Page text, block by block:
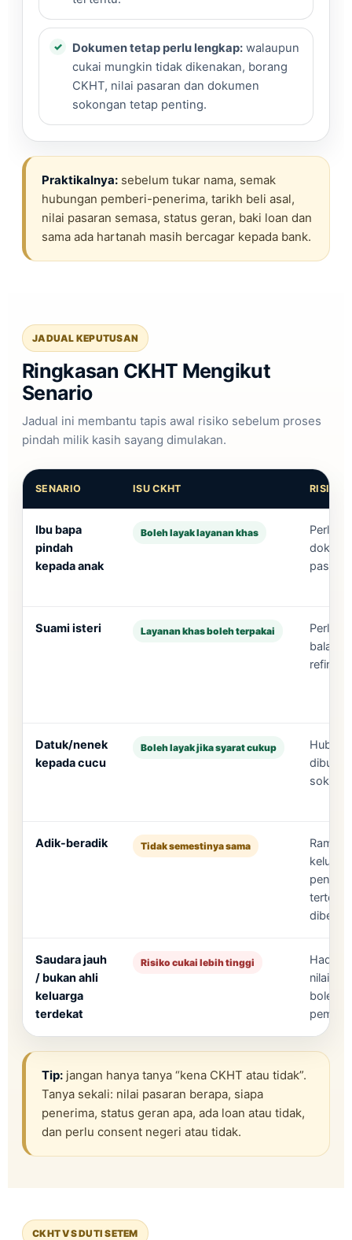
Dokumen tetap perlu lengkap: walaupun
cukai mungkin tidak dikenakan, borang
CKHT, nilai pasaran dan dokumen
sokongan tetap penting.
Praktikalnya: sebelum tukar nama, semak
hubungan pemberi-penerima, tarikh beli asal,
nilai pasaran semasa, status geran, baki loan dan
sama ada hartanah masih bercagar kepada bank.
JADUAL KEPUTUSAN
Ringkasan CKHT Mengikut
Senario
Jadual ini membantu tapis awal risiko sebelum proses
pindah milik kasih sayang dimulakan.
SENARIO ISU CKHT RISIKO
Ibu bapa
pindah
kepada anak
Boleh layak layanan khas
Perlu
Suami isteri Layanan khas boleh terpakai
Perlu
Datuk/nenek
kepada cucu
Boleh layak jika syarat cukup
Adik-beradik Tidak semestinya sama
Ramai
penuh,
diberi
Saudara jauh
/ bukan ahli
keluarga
terdekat
Risiko cukai lebih tinggi
Hadiah
nilai
boleh
Tip: jangan hanya tanya “kena CKHT atau tidak”.
Tanya sekali: nilai pasaran berapa, siapa
penerima, status geran apa, ada loan atau tidak,
dan perlu consent negeri atau tidak.
CKHT VS DUTI SETEM